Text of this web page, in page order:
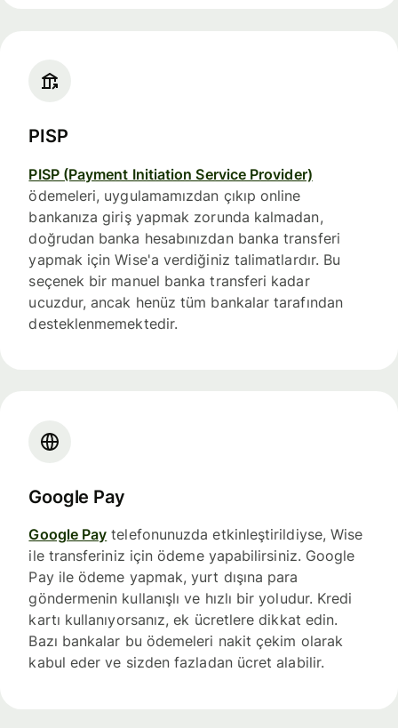
PISP
PISP (Payment Initiation Service Provider)
ödemeleri, uygulamamızdan çıkıp online
bankanıza giriş yapmak zorunda kalmadan,
doğrudan banka hesabınızdan banka transferi
yapmak için Wise'a verdiğiniz talimatlardır. Bu
seçenek bir manuel banka transferi kadar
ucuzdur, ancak henüz tüm bankalar tarafından
desteklenmemektedir.
Google Pay
Google Pay telefonunuzda etkinleştirildiyse, Wise
ile transferiniz için ödeme yapabilirsiniz. Google
Pay ile ödeme yapmak, yurt dışına para
göndermenin kullanışlı ve hızlı bir yoludur. Kredi
kartı kullanıyorsanız, ek ücretlere dikkat edin.
Bazı bankalar bu ödemeleri nakit çekim olarak
kabul eder ve sizden fazladan ücret alabilir.